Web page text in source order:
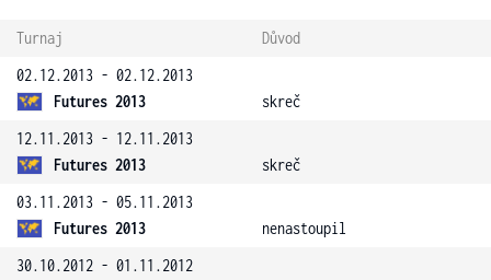
Turnaj
Důvod
02.12.2013 - 02.12.2013
Futures 2013
skreč
12.11.2013 - 12.11.2013
Futures 2013
skreč
03.11.2013 - 05.11.2013
Futures 2013
nenastoupil
30.10.2012 - 01.11.2012